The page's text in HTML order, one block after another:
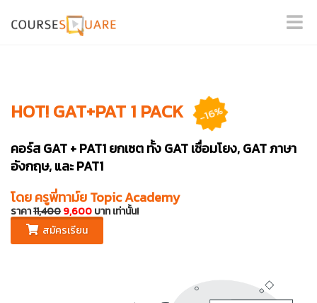
HOT! GAT+PAT 1 PACK -16%
คอร์ส GAT + PAT1 ยกเซต ทั้ง GAT เชื่อมโยง, GAT ภาษา
อังกฤษ, และ PAT1
โดยครูพี่ทาม์ย Topic Academy
ราคา11,4009,600บาท เท่านั้น!
สมัครเรียน